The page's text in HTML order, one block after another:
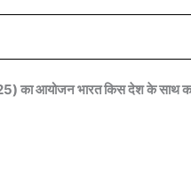
का आयोजन भारत किस देश के साथ